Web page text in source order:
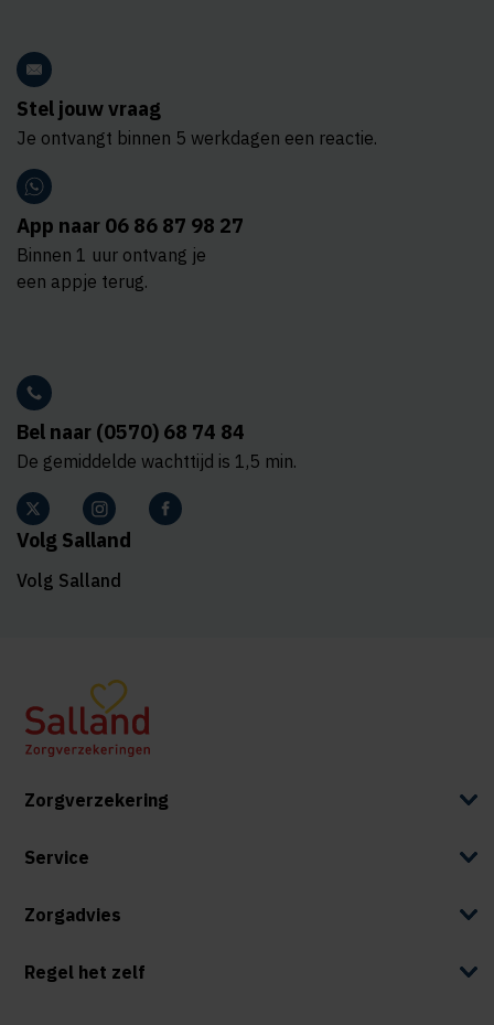
Stel jouw vraag
Je ontvangt binnen 5 werkdagen een reactie.
App naar 06 86 87 98 27
Binnen 1 uur ontvang je
een appje terug.
Bel naar (0570) 68 74 84
De gemiddelde wachttijd is 1,5 min.
Volg Salland
Volg Salland
Zorgverzekering
Service
Zorgadvies
Regel het zelf